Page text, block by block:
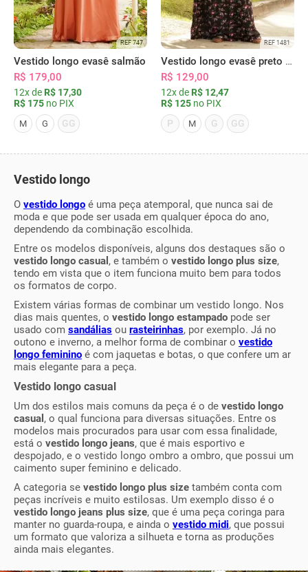
REF 747
Vestido longo evasê salmão
R$ 179,00
12x de R$ 17,30
R$ 175 no PIX
M G GG
REF 1481
Vestido longo evasê preto primavera
R$ 129,00
12x de R$ 12,47
R$ 125 no PIX
P
M G GG
Vestido longo
O vestido longo é uma peça atemporal, que nunca sai de
moda e que pode ser usada em qualquer época do ano,
dependendo da combinação escolhida.
Entre os modelos disponíveis, alguns dos destaques são o
vestido longo casual , e também o vestido longo plus size,
tendo em vista que o item funciona muito bem para todos
os formatos de corpo.
Existem várias formas de combinar um vestido longo. Nos
dias mais quentes, o vestido longo estampado pode ser
usado com sandálias ou rasteirinhas, por exemplo. Já no
outono e inverno, a melhor forma de combinar o vestido
longo feminino é com jaquetas e botas, o que confere um ar
mais elegante para a peça.
Vestido longo casual
Um dos estilos mais comuns da peça é o de vestido longo
casual , o qual funciona para diversas situações. Entre os
modelos mais procurados para usar com essa finalidade,
está o vestido longo jeans, que é mais esportivo e
despojado, e o vestido longo ombro a ombro, que possui um
caimento super feminino e delicado.
A categoria se vestido longo plus size também conta com
peças incríveis e muito estilosas. Um exemplo disso é o
vestido longo jeans plus size, que é uma peça coringa para
manter no guarda-roupa, e ainda o vestido midi, que possui
um formato que valoriza a silhueta e torna as produções
ainda mais elegantes.